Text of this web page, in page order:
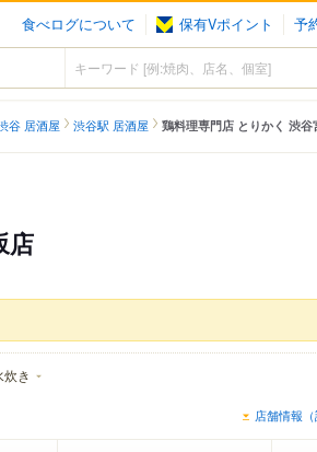
食べログについて 保有Vポイント 予
谷 居酒屋 渋谷駅 居酒屋 鶏料理専門店 とりかく 渋谷
店
炊き
店舗情報（